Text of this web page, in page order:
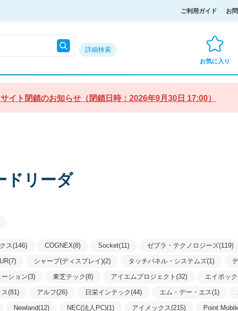
ご利用ガイド お
詳細検索
お気に入り
イト閉鎖のお知らせ（閉鎖日時：2026年9月30日 17:00）
ドリーダ
ス(146) COGNEX(8) Socket(11) ゼブラ・テクノロジーズ(119)
シャープ(ディスプレイ)(2) タッチパネル・システムズ(1)
ション(3) 東芝テック(8) アイエムプロジェクト(32) エイポッ
(81) アルフ(26) 日栄インテック(44) エム・デー・エス(1)
Newland(12) NEC(法人PC)(1) アイメックス(215) Point